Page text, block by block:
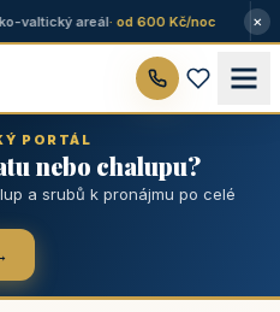
valtický areál· od 600 Kč/noc ×
PORTÁL
nebo chalupu?
a srubů k pronájmu po celé